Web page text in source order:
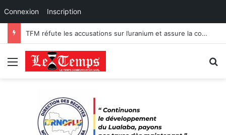
Connexion Inscription
TFM réfute les accusations sur l’uranium et assure la conformité de ses exportations de cobalt.
Menu